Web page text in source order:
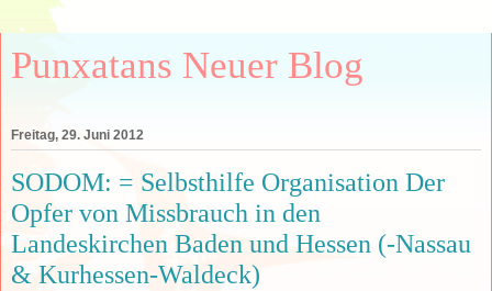
Punxatans Neuer Blog
Freitag, 29. Juni 2012
SODOM: = Selbsthilfe Organisation Der
Opfer von Missbrauch in den
Landeskirchen Baden und Hessen (-Nassau
& Kurhessen-Waldeck)